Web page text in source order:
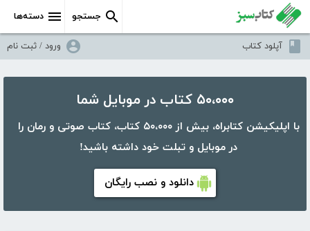
دسته‌ها جستجو
آپلود کتاب ورود / ثبت نام
۵۰،۰۰۰ کتاب در موبایل شما
با اپلیکیشن کتابراه، بیش از ۵۰،۰۰۰ کتاب، کتاب صوتی و رمان را
در موبایل و تبلت خود داشته باشید!
دانلود و نصب رایگان